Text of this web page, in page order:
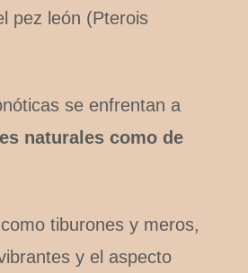
pez león (Pterois
se enfrentan a
naturales como de
tiburones y meros,
y el aspecto